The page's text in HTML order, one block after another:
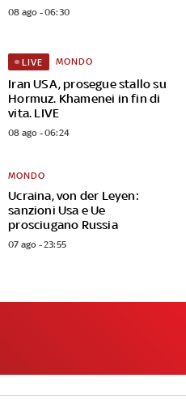
08 ago - 06:30
Iran USA, prosegue stallo su
Hormuz. Khamenei in fin di
vita. LIVE
LIVE MONDO
08 ago - 06:24
Ucraina, von der Leyen:
sanzioni Usa e Ue
prosciugano Russia
MONDO
07 ago - 23:55